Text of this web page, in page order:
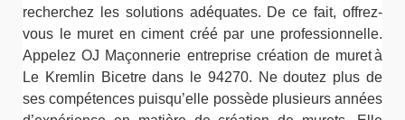
recherchez les solutions adéquates. De ce fait, offrez-
vous le muret en ciment créé par une professionnelle.
Appelez OJ Maçonnerie entreprise création de muret à
Le Kremlin Bicetre dans le 94270. Ne doutez plus de
ses compétences puisqu’elle possède plusieurs années